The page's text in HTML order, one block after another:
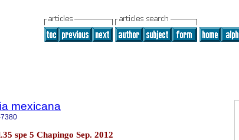
mexicana
spe 5 Chapingo Sep. 2012